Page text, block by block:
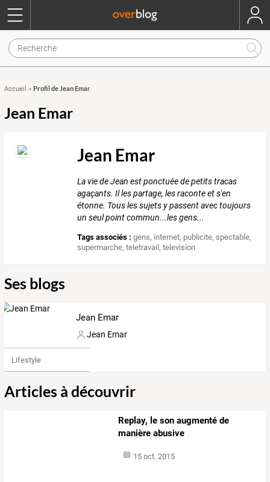
Accueil » Profil de Jean Emar
Jean Emar
Jean Emar
La vie de Jean est ponctuée de petits tracas
agaçants. Il les partage, les raconte et s'en
étonne. Tous les sujets y passent avec toujours
un seul point commun...les gens...
Tags associés : gens, internet, publicite,spectable,
supermarche,teletravail,television
Ses blogs
Jean Emar
Jean Emar
Lifestyle
Articles à découvrir
Replay, le son augmenté de
manière abusive
15 oct. 2015